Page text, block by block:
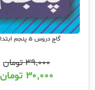
گاج دروس 5 پنجم ابتدایی
۳۹,۰۰۰تومان
۳۰,۰۰۰ تومان